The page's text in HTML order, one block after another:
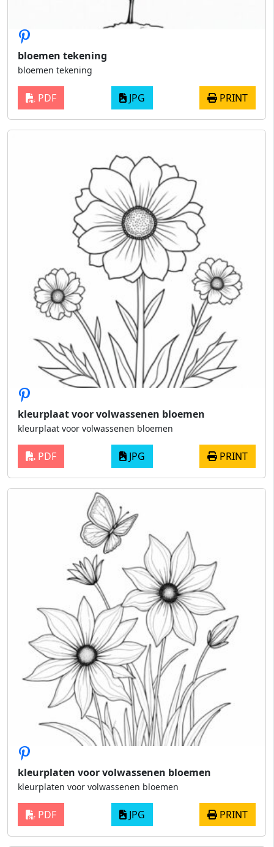
bloemen tekening
bloemen tekening
PDF JPG PRINT
kleurplaat voor volwassenen bloemen
kleurplaat voor volwassenen bloemen
PDF JPG PRINT
kleurplaten voor volwassenen bloemen
kleurplaten voor volwassenen bloemen
PDF JPG PRINT